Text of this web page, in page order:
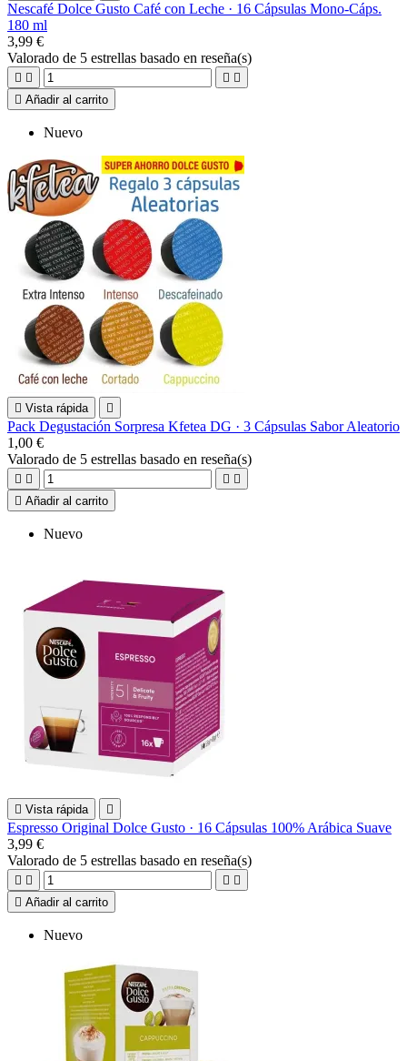
Nescafé Dolce Gusto Café con Leche · 16 Cápsulas Mono-Cáps.
180 ml
3,99 €
Valorado de 5 estrellas basado en reseña(s)
   
 Añadir al carrito
Nuevo
 Vista rápida 
Pack Degustación Sorpresa Kfetea DG · 3 Cápsulas Sabor Aleatorio
1,00 €
Valorado de 5 estrellas basado en reseña(s)
   
 Añadir al carrito
Nuevo
 Vista rápida 
Espresso Original Dolce Gusto · 16 Cápsulas 100% Arábica Suave
3,99 €
Valorado de 5 estrellas basado en reseña(s)
   
 Añadir al carrito
Nuevo